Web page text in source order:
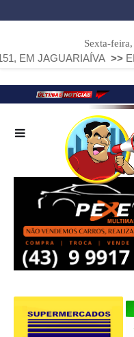
Sexta-
>> EDUCAÇÃO